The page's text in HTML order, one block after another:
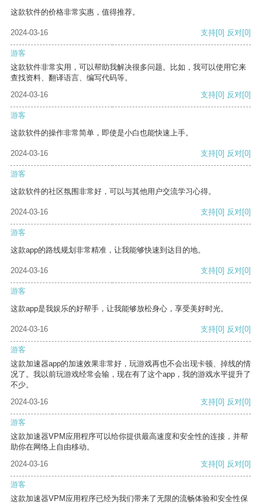
这款软件的价格非常实惠，值得推荐。
2024-03-16 支持[0] 反对[0]
游客
这款软件非常实用，可以帮助我解决很多问题。比如，我可以使用它来
查找资料、翻译语言、编写代码等。
2024-03-16
支持[0] 反对[0]
游客
这款软件的操作非常简单，即使是小白也能快速上手。
2024-03-16 支持[0] 反对[0]
游客
这款软件的社区氛围非常好，可以与其他用户交流学习心得。
2024-03-16 支持[0] 反对[0]
游客
这款app的路线规划非常精准，让我能够快速到达目的地。
2024-03-16 支持[0] 反对[0]
游客
这款app是我娱乐的好帮手，让我能够放松身心，享受美好时光。
2024-03-16 支持[0] 反对[0]
游客
这款加速器app的加速效果非常好，玩游戏再也不会出现卡顿、掉线的情
况了。我以前玩游戏经常会输，现在有了这个app，我的游戏水平提升了
不少。
2024-03-16
支持[0] 反对[0]
游客
这款加速器VPM应用程序可以给你提供最高速度和安全性的连接，并帮
助你在网络上自由移动。
2024-03-16
支持[0] 反对[0]
游客
这款加速器VPM应用程序已经为我们带来了无限的流畅体验和安全性保